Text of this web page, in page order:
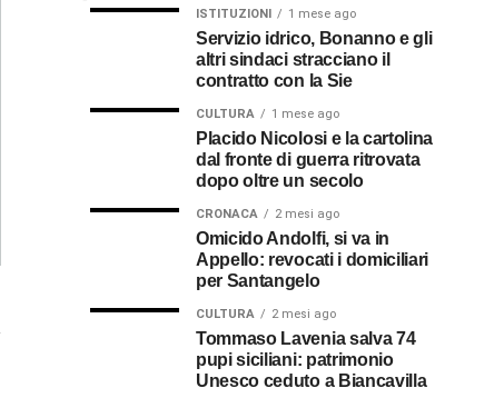
Calabria
premio
al
sacerdote
Vincenzo
77
per
della
ISTITUZIONI 1 mese ago
Servizio idrico, Bonanno e gli
altri sindaci stracciano il
contratto con la Sie
CULTURA 1 mese ago
Placido Nicolosi e la cartolina
dal fronte di guerra ritrovata
dopo oltre un secolo
CRONACA 2 mesi ago
Omicido Andolfi, si va in
Appello: revocati i domiciliari
per Santangelo
CULTURA 2 mesi ago
Tommaso Lavenia salva 74
pupi siciliani: patrimonio
Unesco ceduto a Biancavilla